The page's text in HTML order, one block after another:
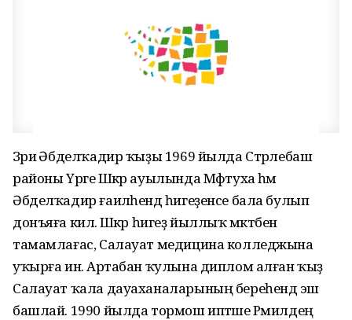
Зәриә Әбделҡадир ҡыҙы 1969 йылда Стәрлебаш
районы Үрге Шәкәр ауылында Мәфтуха һәм
Әбделҡадир ғаиләһендә һигеҙенсе бала булып
донъяға килә. Шәкәр һигеҙ йыллыҡ мәктәбен
тамамлағас, Салауат медицина колледжына
уҡырға инә. Артабан ҡулына диплом алған ҡыҙ
Салауат ҡала дауаханаларының береһендә эш
башлай. 1990 йылда тормош иптәше Рәмилдең